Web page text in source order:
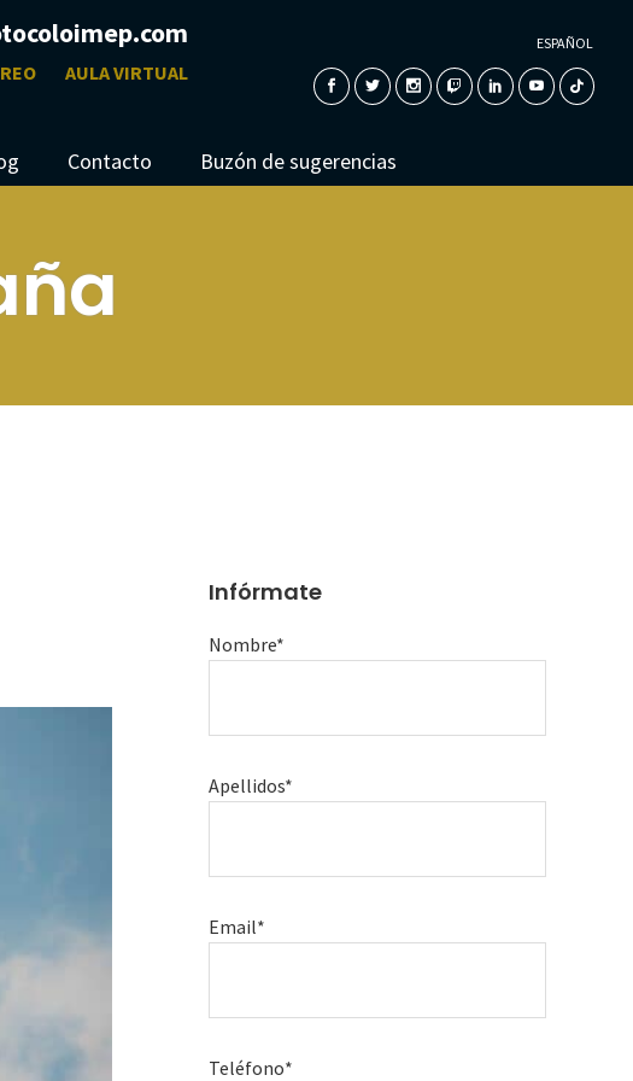
AULA VIRTUAL
ESPAÑOL
Contacto Buzón de sugerencias
Infórmate
Nombre*
Apellidos*
Email*
Teléfono*